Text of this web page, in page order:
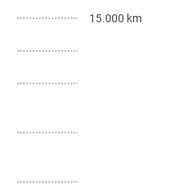
15.000 km